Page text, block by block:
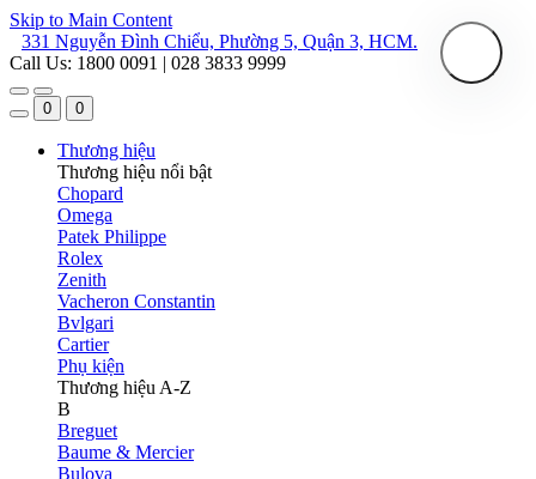
Skip to Main Content
331 Nguyễn Đình Chiểu, Phường 5, Quận 3, HCM.
Call Us: 1800 0091 | 028 3833 9999
0 0
Thương hiệu
Thương hiệu nổi bật
Chopard
Omega
Patek Philippe
Rolex
Zenith
Vacheron Constantin
Bvlgari
Cartier
Phụ kiện
Thương hiệu A-Z
B
Breguet
Baume & Mercier
Bulova